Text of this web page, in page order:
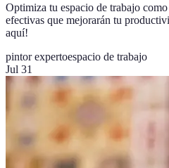
Optimiza tu espacio de trabajo
efectivas que mejorarán tu
aquí!
pintor expertoespacio de trabajo
Jul 31